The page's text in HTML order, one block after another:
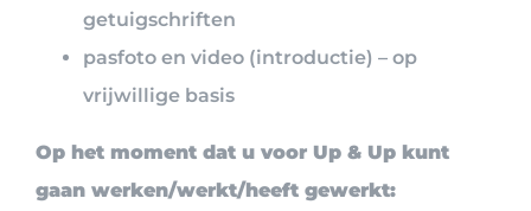
getuigschriften
pasfoto en video (introductie) – op
vrijwillige basis
Op het moment dat u voor Up & Up kunt
gaan werken/werkt/heeft gewerkt: